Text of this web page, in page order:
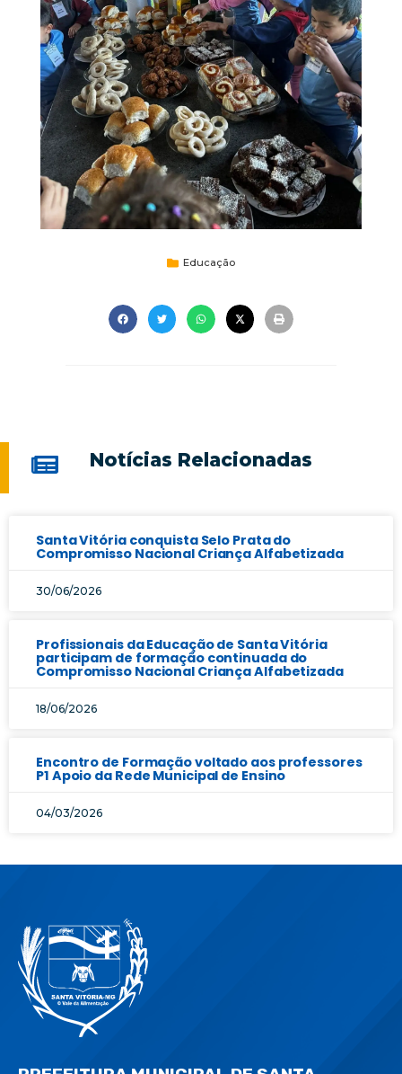
Educação
Notícias Relacionadas
Santa Vitória conquista Selo Prata do
Compromisso Nacional Criança Alfabetizada
30/06/2026
Profissionais da Educação de Santa Vitória
participam de formação continuada do
Compromisso Nacional Criança Alfabetizada
18/06/2026
Encontro de Formação voltado aos professores
P1 Apoio da Rede Municipal de Ensino
04/03/2026